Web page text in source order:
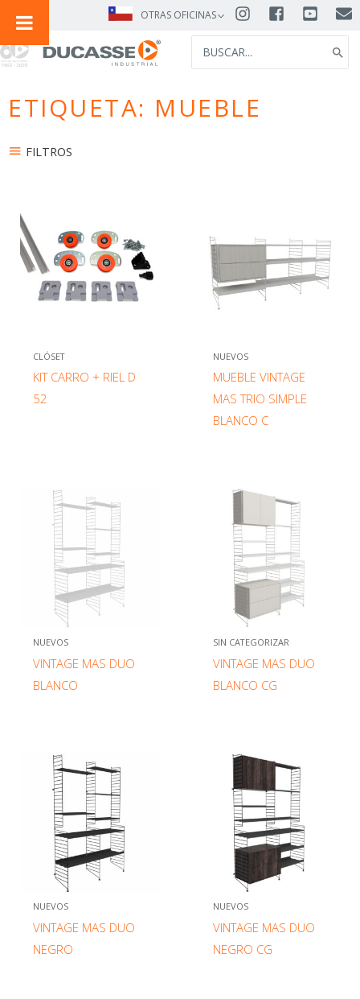
CONTENIDO
OTRAS OFICINAS
FOR:
ETIQUETA: MUEBLE
FILTROS
CLÓSET
KIT CARRO + RIEL D
52
NUEVOS
MUEBLE VINTAGE
MAS TRIO SIMPLE
BLANCO C
NUEVOS
VINTAGE MAS DUO
BLANCO
SIN CATEGORIZAR
VINTAGE MAS DUO
BLANCO CG
NUEVOS
VINTAGE MAS DUO
NEGRO
NUEVOS
VINTAGE MAS DUO
NEGRO CG